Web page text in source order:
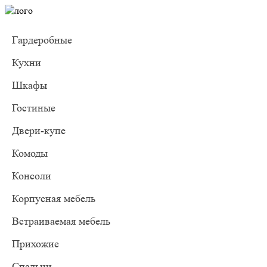
Гардеробные
Кухни
Шкафы
Гостиные
Двери-купе
Комоды
Консоли
Корпусная мебель
Встраиваемая мебель
Прихожие